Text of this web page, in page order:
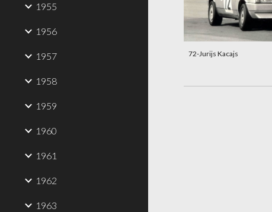
1955
1956
1957
1958
1959
1960
1961
1962
1963
72-Jurijs Kacajs